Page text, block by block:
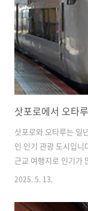
없지만 습도가 높기 때
의 후..
삿포로와 오타루는 일
인 인기 관광 도시입
근교 여행지로 인기가
거리로, 여러가지 교통
오타루까지 이동할 수
2025. 5. 13.